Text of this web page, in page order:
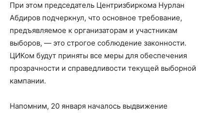
При этом председатель Центризбиркома Нурлан
Абдиров подчеркнул, что основное требование,
предъявляемое к организаторам и участникам
выборов, — это строгое соблюдение законности.
ЦИКом будут приняты все меры для обеспечения
прозрачности и справедливости текущей выборной
кампании.
Напомним, 20 января началось выдвижение